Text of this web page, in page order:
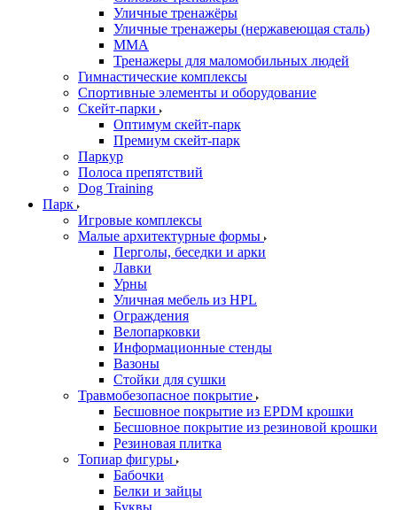
Уличные тренажёры
Уличные тренажеры (нержавеющая сталь)
ММА
Тренажеры для маломобильных людей
Гимнастические комплексы
Спортивные элементы и оборудование
Скейт-парки
Оптимум скейт-парк
Премиум скейт-парк
Паркур
Полоса препятствий
Dog Training
Парк
Игровые комплексы
Малые архитектурные формы
Перголы, беседки и арки
Лавки
Урны
Уличная мебель из HPL
Ограждения
Велопарковки
Информационные стенды
Вазоны
Стойки для сушки
Травмобезопасное покрытие
Бесшовное покрытие из EPDM крошки
Бесшовное покрытие из резиновой крошки
Резиновая плитка
Топиар фигуры
Бабочки
Белки и зайцы
Буквы